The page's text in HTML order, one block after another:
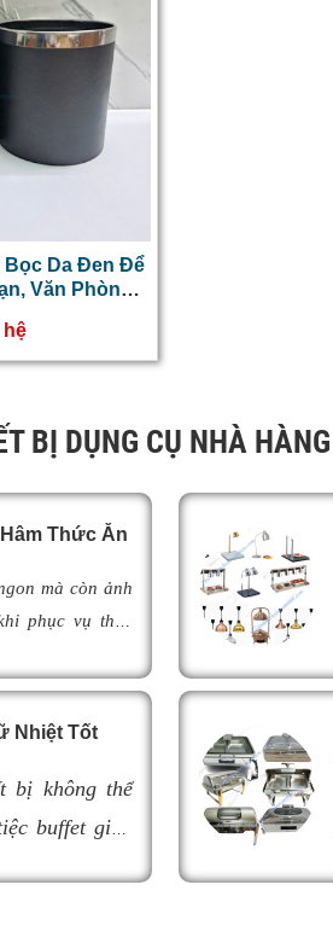
Bọc Da Đen Để
Văn Phòng
hệ
BỊ DỤNG CỤ NHÀ
Thức Ăn
mà còn ảnh
phục vụ thực
khu nghỉ dưỡng
nóng, thơm
chọn được mẫu
quả giữ nhiệt
Nhiệt Tốt
bị không thể
buffet giúp